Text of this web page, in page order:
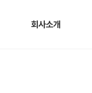
회사소개